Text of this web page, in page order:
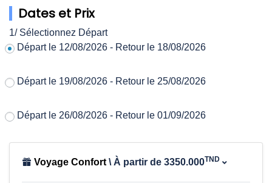
Dates et Prix
1/ Sélectionnez Départ
Départ le 12/08/2026 - Retour le 18/08/2026
Départ le 19/08/2026 - Retour le 25/08/2026
Départ le 26/08/2026 - Retour le 01/09/2026
Voyage Confort \ À partir de 3350.000TND